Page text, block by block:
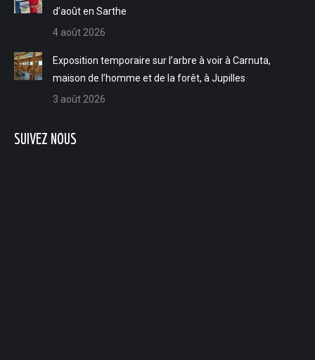
d’août en Sarthe
4 août 2026
Exposition temporaire sur l’arbre à voir à Carnuta,
maison de l’homme et de la forêt, à Jupilles
3 août 2026
SUIVEZ NOUS